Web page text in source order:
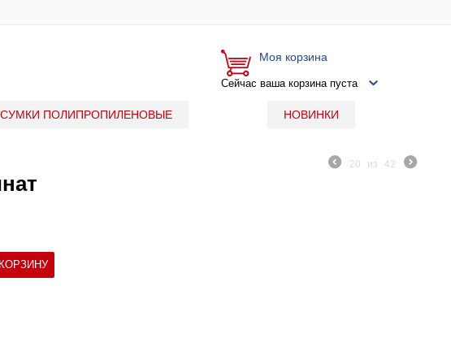
Моя корзина
Сейчас ваша корзина пуста
СУМКИ ПОЛИПРОПИЛЕНОВЫЕ НОВИНКИ
20
из 42